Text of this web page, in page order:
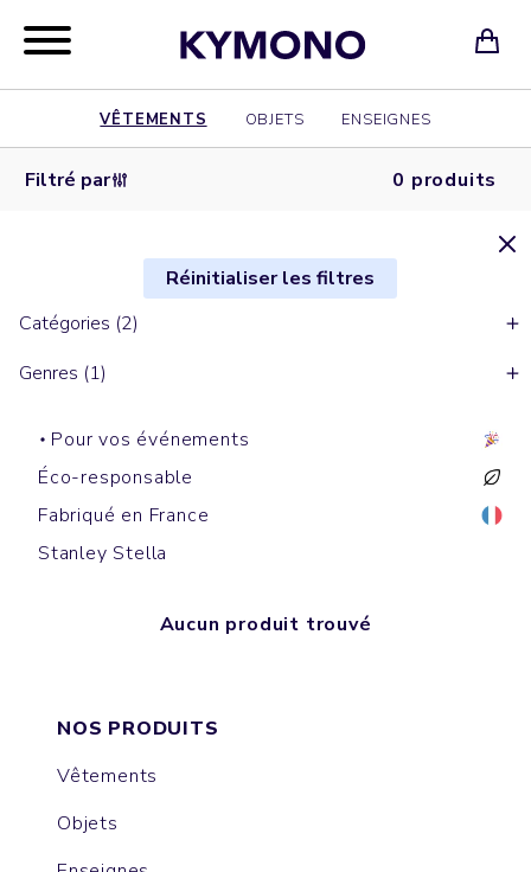
VÊTEMENTS OBJETS ENSEIGNES
Filtré par 0 produits
Réinitialiser les filtres
Catégories (2)
Genres (1)
Pour vos événements
Éco-responsable
Fabriqué en France
Stanley Stella
Aucun produit trouvé
NOS PRODUITS
Vêtements
Objets